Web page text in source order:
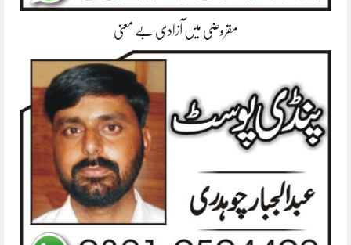
مقروضی میں آزادی بے معنی